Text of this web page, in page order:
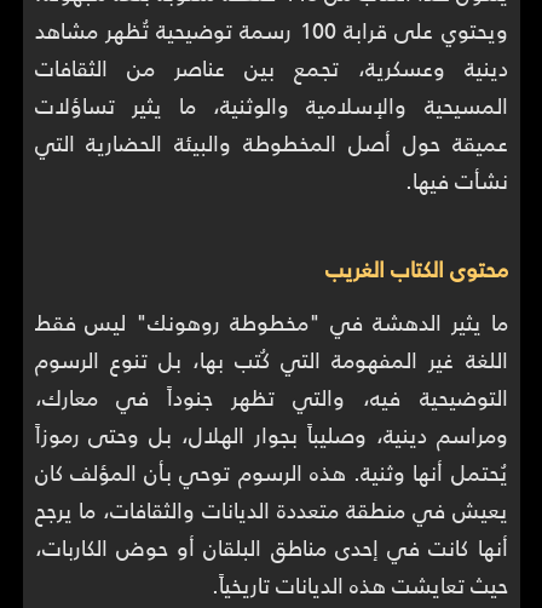
ويحتوي على قرابة 100 رسمة توضيحية تُظهر مشاهد
دينية وعسكرية، تجمع بين عناصر من الثقافات
المسيحية والإسلامية والوثنية، ما يثير تساؤلات
عميقة حول أصل المخطوطة والبيئة الحضارية التي
نشأت فيها.
محتوى الكتاب الغريب
ما يثير الدهشة في "مخطوطة روهونك" ليس فقط
اللغة غير المفهومة التي كُتب بها، بل تنوع الرسوم
التوضيحية فيه، والتي تظهر جنوداً في معارك،
ومراسم دينية، وصليباً بجوار الهلال، بل وحتى رموزاً
يُحتمل أنها وثنية. هذه الرسوم توحي بأن المؤلف كان
يعيش في منطقة متعددة الديانات والثقافات، ما يرجح
أنها كانت في إحدى مناطق البلقان أو حوض الكاربات،
حيث تعايشت هذه الديانات تاريخياً.